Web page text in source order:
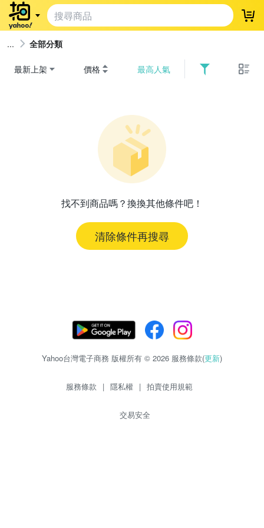
登
全部分類
最新上架 價格 最高人氣
找不到商品嗎？換換其他條件吧！
清除條件再搜尋
Yahoo台灣電子商務 版權所有 © 2026 服務條款(更新)
服務條款 | 隱私權 | 拍賣使用規範
交易安全